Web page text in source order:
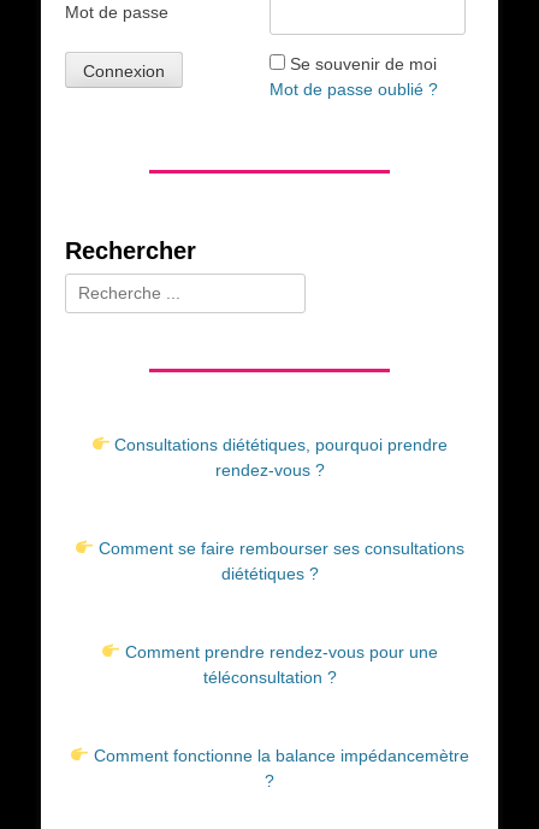
Mot de passe
Se souvenir de moi
Mot de passe oublié ?
Rechercher
Rechercher :
Consultations diététiques, pourquoi prendre
rendez-vous ?
Comment se faire rembourser ses consultations
diététiques ?
Comment prendre rendez-vous pour une
téléconsultation ?
Comment fonctionne la balance impédancemètre
?